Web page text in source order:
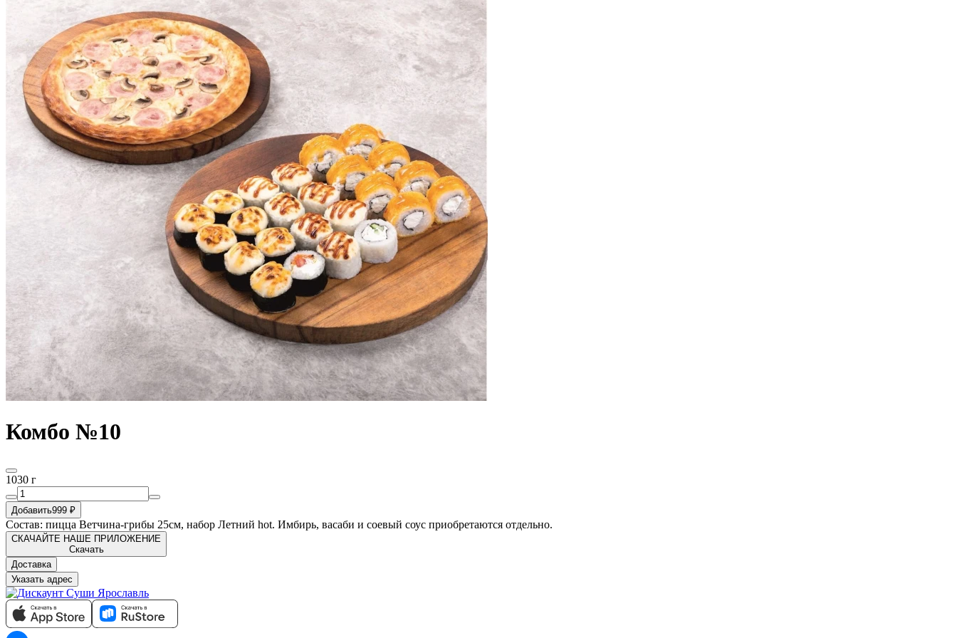
Комбо №10
1030 г
Добавить999 ₽
Состав: пицца Ветчина-грибы 25см, набор Летний hot. Имбирь, васаби и соевый соус приобретаются отдельно.
СКАЧАЙТЕ НАШЕ ПРИЛОЖЕНИЕ
Скачать
Доставка
Указать адрес